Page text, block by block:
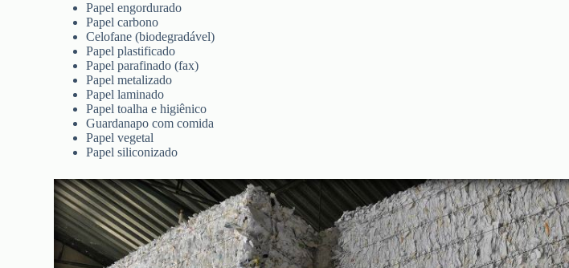
Papel engordurado
Papel carbono
Celofane (biodegradável)
Papel plastificado
Papel parafinado (fax)
Papel metalizado
Papel laminado
Papel toalha e higiênico
Guardanapo com comida
Papel vegetal
Papel siliconizado